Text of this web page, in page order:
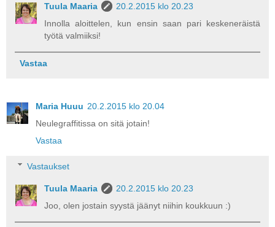
Tuula Maaria
20.2.2015 klo 20.23
Innolla aloittelen, kun ensin saan pari keskeneräistä
työtä valmiiksi!
Vastaa
Maria Huuu 20.2.2015 klo 20.04
Neulegraffitissa on sitä jotain!
Vastaa
Vastaukset
Tuula Maaria
20.2.2015 klo 20.23
Joo, olen jostain syystä jäänyt niihin koukkuun :)